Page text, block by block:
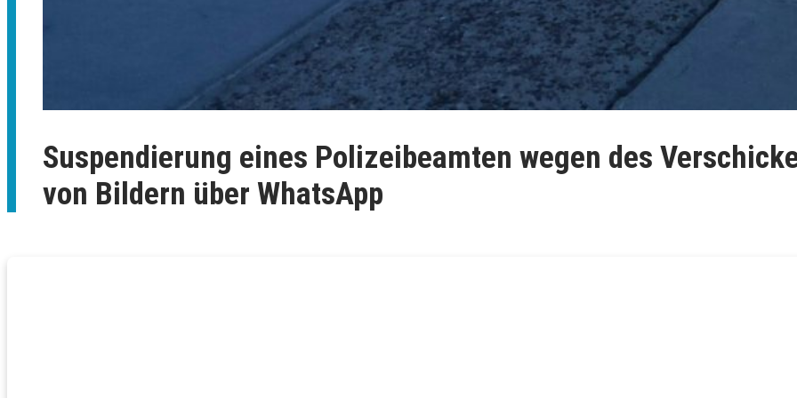
Suspendierung eines Polizeibeamten wegen des
von Bildern über WhatsApp